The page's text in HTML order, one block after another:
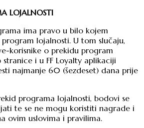
LOJALNOSTI
ima pravo u bilo kojem
lojalnosti. U tom slučaju,
korisnike o prekidu program
i u FF Loyalty aplikaciji
najmanje 60 (šezdeset) dana prije
programa lojalnosti, bodovi se
te se ne mogu koristiti nagrade i
ovim uslovima i pravilima.